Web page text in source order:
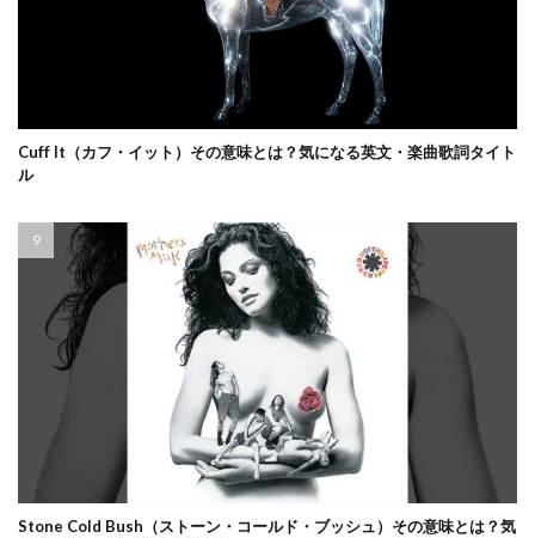
Cuff It（カフ・イット）その意味とは？気になる英文・楽曲歌詞タイト
ル
Stone Cold Bush（ストーン・コールド・ブッシュ）その意味とは？気